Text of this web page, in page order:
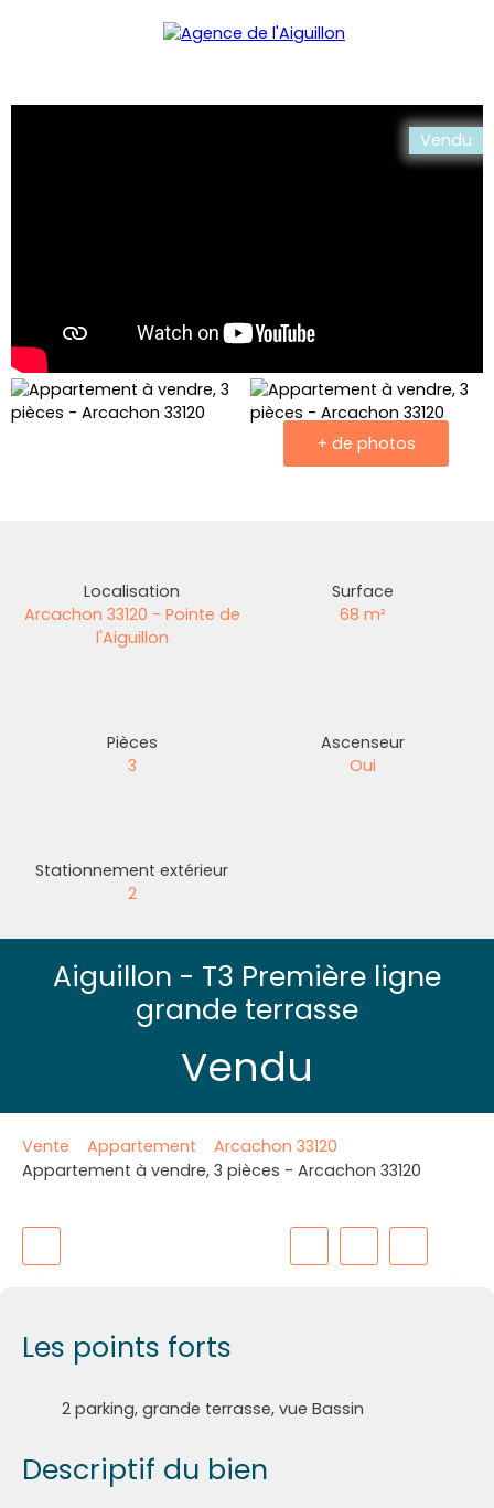
Vendu
+ de photos
Localisation
Arcachon 33120 - Pointe de
l'Aiguillon
Surface
68 m²
Pièces
3
Ascenseur
Oui
Stationnement extérieur
2
Aiguillon - T3 Première ligne
grande terrasse
Vendu
Vente Appartement
Arcachon 33120
Appartement à vendre, 3 pièces - Arcachon 33120
Les points forts
2 parking, grande terrasse, vue Bassin
Descriptif du bien